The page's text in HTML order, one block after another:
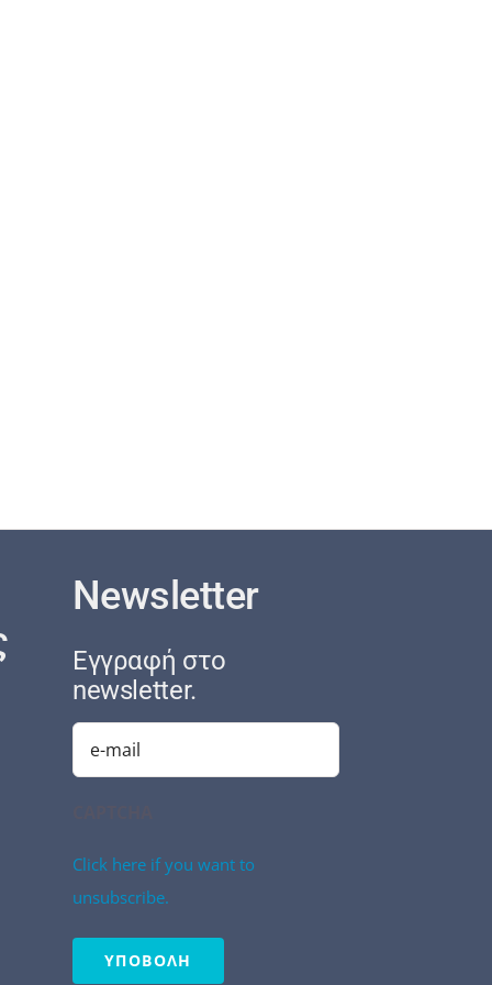
Newsletter
Εγγραφή στο
newsletter.
(Required)
Click here if you want to
unsubscribe.